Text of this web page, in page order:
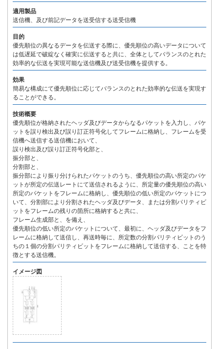
適用製品
送信機、及び前記データを送受信する送受信機
目的
優先順位の異なるデータを伝送する際に、優先順位の高いデータについて
は低遅延で破綻なく確実に伝送すると共に、全体としてバランスのとれた
効率的な伝送を実現可能な送信機及び送受信機を提供する。
効果
簡易な構成にて優先順位に応じてバランスのとれた効率的な伝送を実現す
ることができる。
技術概要
優先順位が格納されたヘッダ及びデータからなるパケットを入力し、パケ
ットを誤り検出及び誤り訂正符号化してフレームに格納し、フレームを受
信機へ送信する送信機において、
誤り検出及び誤り訂正符号化部と、
振分部と、
分割部と、
振分部により振り分けられたパケットのうち、優先順位の高い所定のパケ
ットが所定の伝送レートにて送信されるように、所定量の優先順位の高い
所定のパケットをフレームに格納し、優先順位の低い所定のパケットにつ
いて、分割部により分割されたヘッダ及びデータ、または分割パリティビ
ットをフレームの残りの箇所に格納すると共に、
フレーム生成部と、を備え、
優先順位の低い所定のパケットについて、最初に、ヘッダ及びデータをフ
レームに格納して送信し、再送時毎に、所定数の分割パリティビットのう
ちの１個の分割パリティビットをフレームに格納して送信する、ことを特
徴とする送信機。
イメージ図